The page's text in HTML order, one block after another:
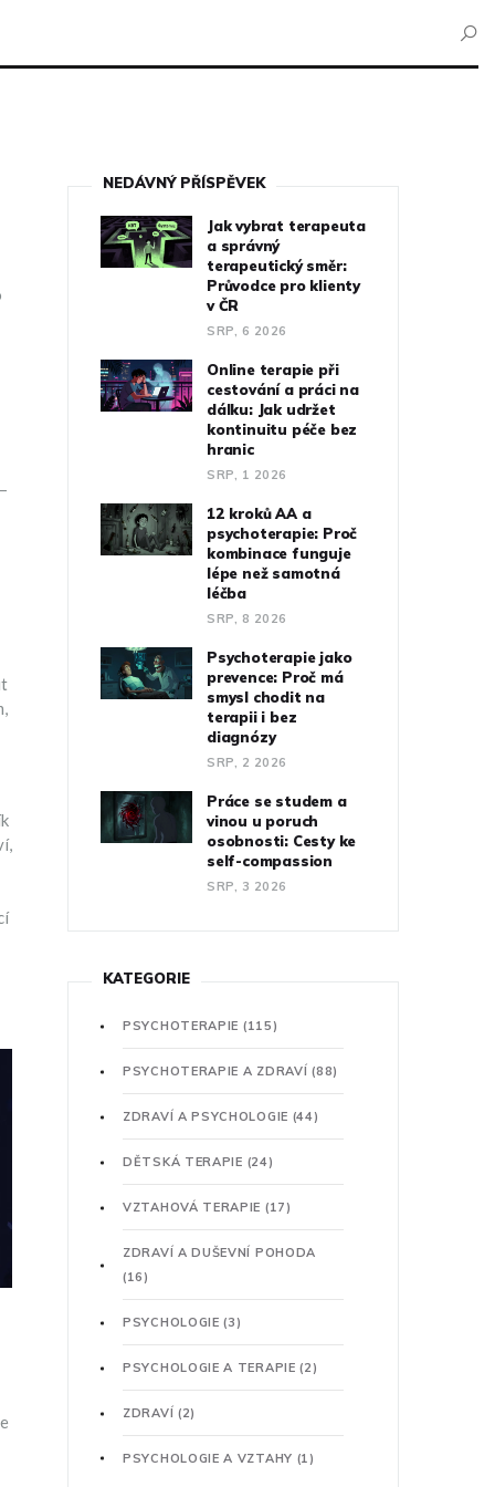
NEDÁVNÝ PŘÍSPĚVEK
Jak vybrat terapeuta
a správný
terapeutický směr:
Průvodce pro klienty
v ČR
SRP, 6 2026
Online terapie při
cestování a práci na
dálku: Jak udržet
kontinuitu péče bez
hranic
SRP, 1 2026
12 kroků AA a
psychoterapie: Proč
kombinace funguje
lépe než samotná
léčba
SRP, 8 2026
Psychoterapie jako
prevence: Proč má
smysl chodit na
terapii i bez
diagnózy
SRP, 2 2026
Práce se studem a
vinou u poruch
osobnosti: Cesty ke
self-compassion
SRP, 3 2026
KATEGORIE
PSYCHOTERAPIE (115)
PSYCHOTERAPIE A ZDRAVÍ(88)
ZDRAVÍ A PSYCHOLOGIE (44)
DĚTSKÁ TERAPIE (24)
VZTAHOVÁ TERAPIE (17)
ZDRAVÍ A DUŠEVNÍ POHODA
(16)
PSYCHOLOGIE(3)
PSYCHOLOGIE A TERAPIE(2)
ZDRAVÍ (2)
PSYCHOLOGIE A VZTAHY (1)